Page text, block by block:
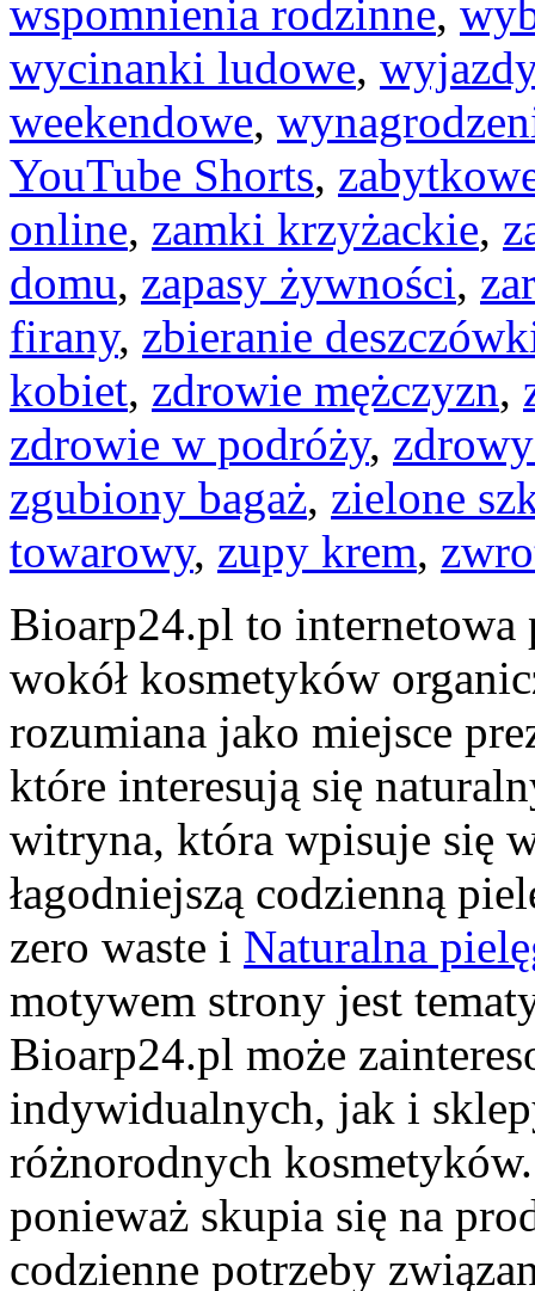
wspomnienia rodzinne,
wycinanki ludowe,
weekendowe,
YouTube Shorts,
online, zamki krzyżackie,
domu, zapasy żywności,
firany, zbieranie
kobiet, zdrowie mężczyzn,
zdrowie w podróży,
zgubiony bagaż, zielone
towarowy, zupy krem,
Bioarp24.pl to internetowa
wokół kosmetyków
rozumiana jako miejsce
które interesują się
witryna, która wpisuje się
łagodniejszą codzienną
zero waste i Naturalna
motywem strony jest
Bioarp24.pl może
indywidualnych, jak i
różnorodnych
ponieważ skupia się na
codzienne potrzeby